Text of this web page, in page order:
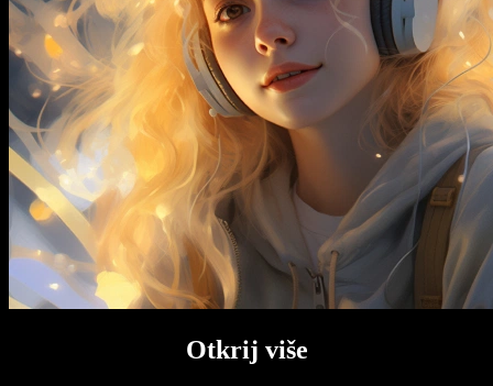
Otkrij više